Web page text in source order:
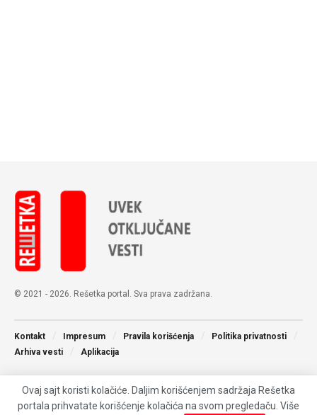
© 2021 - 2026. Rešetka portal. Sva prava zadržana.
Kontakt Impresum Pravila korišćenja
Politika privatnosti
Arhiva vesti
Aplikacija
Ovaj sajt koristi kolačiće. Daljim korišćenjem sadržaja Rešetka
portala prihvatate korišćenje kolačića na svom pregledaču. Više